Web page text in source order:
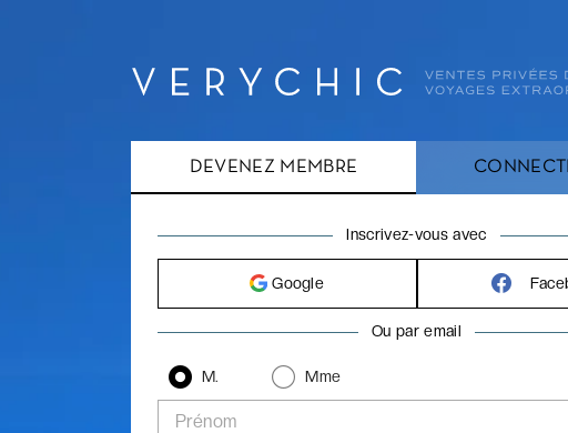
DEVENEZ MEMBRE
Inscrivez-vous avec
Google
Ou par email
M. Mme
Prénom